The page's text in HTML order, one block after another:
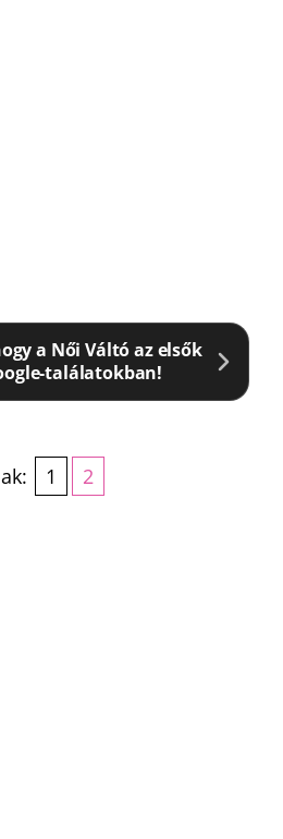
a Női Váltó az elsők
találatokban!
1 2